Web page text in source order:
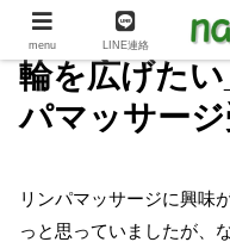
輪を広げた
パマッサー
リンパマッサージに興味
っと思っていましたが、
menu LINE連絡